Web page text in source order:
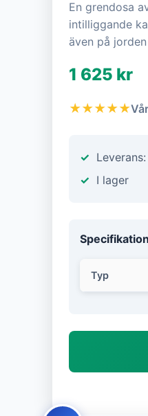
En grendosa
intilliggande
även på
1 625 kr
★★★★★
I lager
Typ